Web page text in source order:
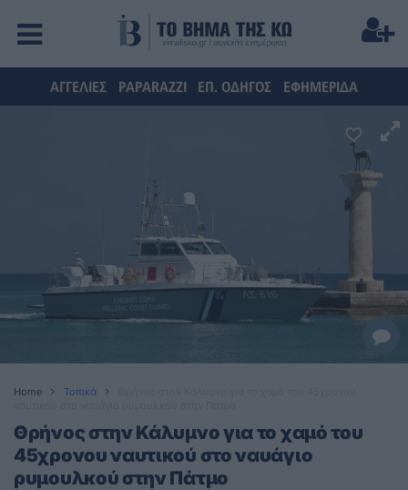
ΑΓΓΕΛΙΕΣ PAPARAZZI ΕΠ. ΟΔΗΓΟΣ ΕΦΗΜΕΡΙΔΑ
Home Τοπικά
Θρήνος στην Κάλυμνο για το χαμό του
45χρονου ναυτικού στο ναυάγιο
ρυμουλκού στην Πάτμο